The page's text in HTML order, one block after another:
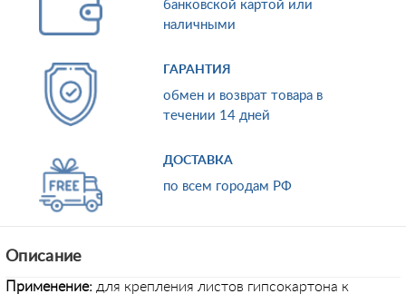
банковской картой или
наличными
ГАРАНТИЯ
обмен и возврат товара в
течении 14 дней
ДОСТАВКА
по всем городам РФ
Описание
Применение: для крепления листов гипсокартона к